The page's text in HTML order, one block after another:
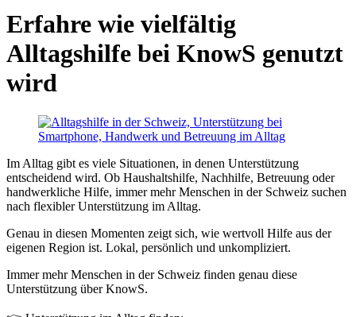
Erfahre wie vielfältig
Alltagshilfe bei KnowS genutzt
wird
Im Alltag gibt es viele Situationen, in denen Unterstützung
entscheidend wird. Ob Haushaltshilfe, Nachhilfe, Betreuung oder
handwerkliche Hilfe, immer mehr Menschen in der Schweiz suchen
nach flexibler Unterstützung im Alltag.
Genau in diesen Momenten zeigt sich, wie wertvoll Hilfe aus der
eigenen Region ist. Lokal, persönlich und unkompliziert.
Immer mehr Menschen in der Schweiz finden genau diese
Unterstützung über KnowS.